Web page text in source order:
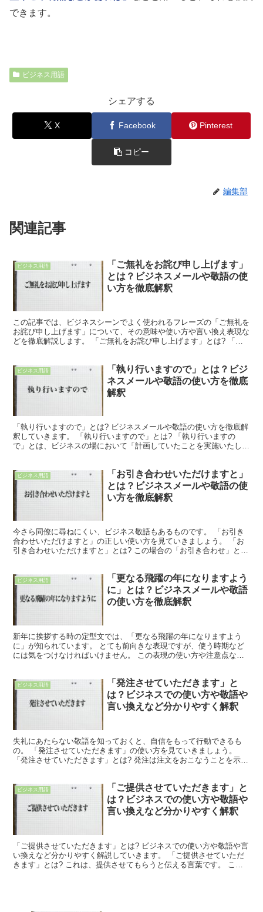
できます。
ビジネス用語
シェアする
X Facebook Pinterest
コピー
編集部
関連記事
ビジネス用語
「ご無礼をお詫び申し上げます」
とは？ビジネスメールや敬語の使
い方を徹底解釈
この記事では、ビジネスシーンでよく使われるフレーズの「ご無礼を
お詫び申し上げます」について、その意味や使い方や言い換え表現な
どを徹底解説します。 「ご無礼をお詫び申し上げます」とは? 「ご
ビジネス用語
「執り行いますので」とは？ビジ
ネスメールや敬語の使い方を徹底
解釈
「執り行いますので」とは? ビジネスメールや敬語の使い方を徹底解
釈していきます。 「執り行いますので」とは? 「執り行いますの
で」とは、ビジネスの場において「計画していたことを実施いたしま
ビジネス用語
「お引き合わせいただけますと」
とは？ビジネスメールや敬語の使
い方を徹底解釈
今さら同僚に尋ねにくい、ビジネス敬語もあるものです。 「お引き
合わせいただけますと」の正しい使い方を見ていきましょう。 「お
引き合わせいただけますと」とは? この場合の「お引き合わせ」と
ビジネス用語
「更なる飛躍の年になりますよう
に」とは？ビジネスメールや敬語
の使い方を徹底解釈
新年に挨拶する時の定型文では、「更なる飛躍の年になりますよう
に」が知られています。 とても前向きな表現ですが、使う時期など
には気をつけなければいけません。 この表現の使い方や注意点など
ビジネス用語
「発注させていただきます」と
は？ビジネスでの使い方や敬語や
言い換えなど分かりやすく解釈
失礼にあたらない敬語を知っておくと、自信をもって行動できるも
の。 「発注させていただきます」の使い方を見ていきましょう。
「発注させていただきます」とは? 発注は注文をおこなうことを示し
ビジネス用語
「ご提供させていただきます」と
は？ビジネスでの使い方や敬語や
言い換えなど分かりやすく解釈
「ご提供させていただきます」とは? ビジネスでの使い方や敬語や言
い換えなど分かりやすく解説していきます。 「ご提供させていただ
きます」とは? これは、提供させてもらうと伝える言葉です。 ここ